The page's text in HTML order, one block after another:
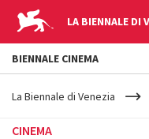
LA BIENNALE DI
YOUR
ARE
La Biennale di Venezia
CINEMA
BIENNALE CINEMA